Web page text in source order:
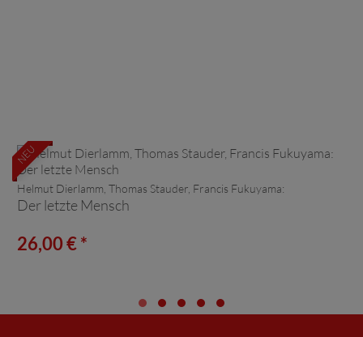
NEU
Helmut Dierlamm, Thomas Stauder, Francis Fukuyama:
Der letzte Mensch
26,00 € *